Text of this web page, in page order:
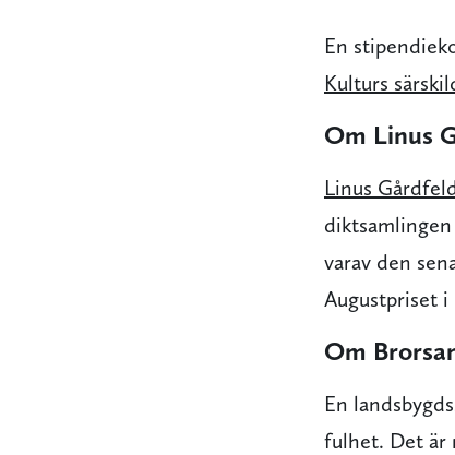
En
Kulturs
Om Linus
Linus
diktsamlingen
varav den
Augustpriset
Om
En
fulhet. Det är